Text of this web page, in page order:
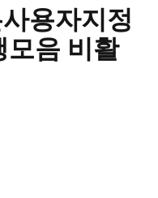
용자지정
모음 비활